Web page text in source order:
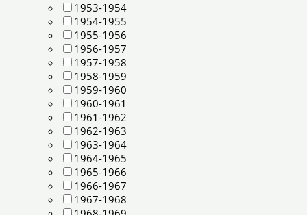
1953-1954
1954-1955
1955-1956
1956-1957
1957-1958
1958-1959
1959-1960
1960-1961
1961-1962
1962-1963
1963-1964
1964-1965
1965-1966
1966-1967
1967-1968